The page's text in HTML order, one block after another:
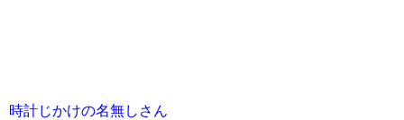
時計じかけの名無しさん